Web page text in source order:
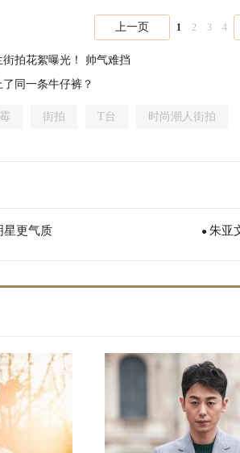
上一页 1 2 3 4
拍花絮曝光！ 帅气难挡
同一条牛仔裤？
街拍 T台 时尚潮人街拍
星更气质 ● 朱亚